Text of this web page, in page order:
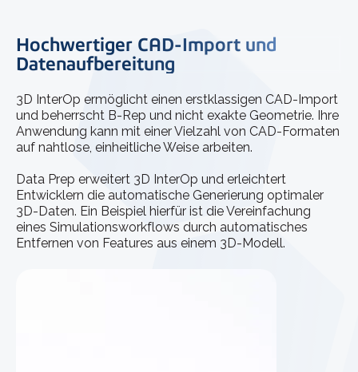
Hochwertiger CAD-Import und
Datenaufbereitung
3D InterOp ermöglicht einen erstklassigen CAD-Import
und beherrscht B-Rep und nicht exakte Geometrie. Ihre
Anwendung kann mit einer Vielzahl von CAD-Formaten
auf nahtlose, einheitliche Weise arbeiten.
Data Prep erweitert 3D InterOp und erleichtert
Entwicklern die automatische Generierung optimaler
3D-Daten. Ein Beispiel hierfür ist die Vereinfachung
eines Simulationsworkflows durch automatisches
Entfernen von Features aus einem 3D-Modell.